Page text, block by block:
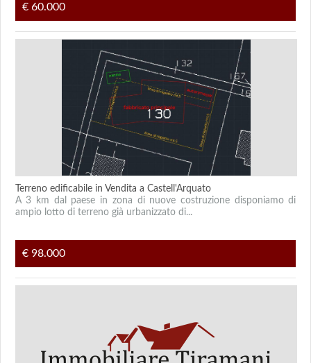
€ 60.000
Terreno edificabile in Vendita a Castell'Arquato
A 3 km dal paese in zona di nuove costruzione disponiamo di
ampio lotto di terreno già urbanizzato di...
€ 98.000